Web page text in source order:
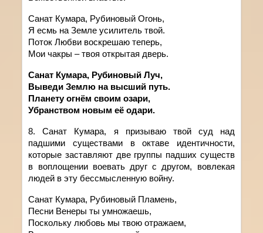
Санат Кумара, Рубиновый Огонь,
Я есмь на Земле усилитель твой.
Поток Любви воскрешаю теперь,
Мои чакры – твоя открытая дверь.
Санат Кумара, Рубиновый Луч,
Выведи Землю на высший путь.
Планету огнём своим озари,
Убранством новым её одари.
8. Санат Кумара, я призываю твой
суд над
падшими существами в октаве идентичности,
которые заставляют две группы падших существ
в воплощении воевать друг с другом, вовлекая
людей в эту бессмысленную войну.
Санат Кумара, Рубиновый Пламень,
Песни Венеры ты умножаешь,
Поскольку любовь мы твою отражаем,